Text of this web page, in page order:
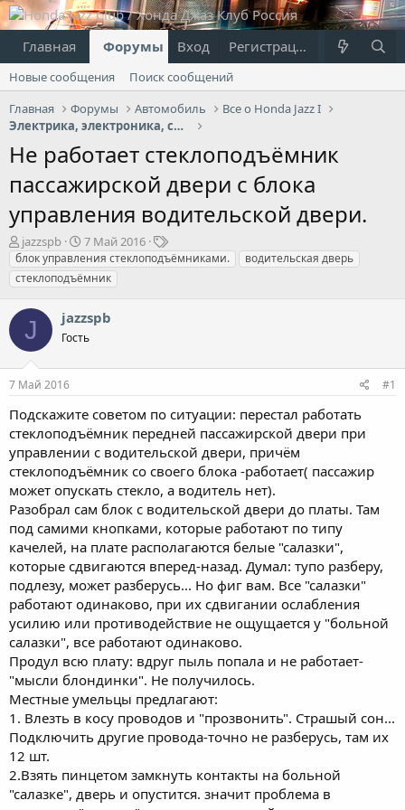
Главная Форумы Что нового?
Вход Регистрация
Новые сообщения
Поиск сообщений
Главная
Форумы Автомобиль
Все о Honda Jazz I
Электрика, электроника, свет
Не работает стеклоподъёмник
пассажирской двери с блока
управления водительской двери.
А
в
т
о
р
е
м
ы
jazzspb
Д
а
т
а
а
ч
л
7 Май 2016
Т
е
блок управления стеклоподъёмниками.
водительская дверь
стеклоподъёмник
J jazzspb
Гость
7 Май 2016 #1
Подскажите советом по ситуации: перестал работать
стеклоподъёмник передней пассажирской двери при
управлении с водительской двери, причём
стеклоподъёмник со своего блока -работает( пассажир
может опускать стекло, а водитель нет).
Разобрал сам блок с водительской двери до платы. Там
под самими кнопками, которые работают по типу
качелей, на плате располагаются белые "салазки",
которые сдвигаются вперед-назад. Думал: тупо разберу,
подлезу, может разберусь... Но фиг вам. Все "салазки"
работают одинаково, при их сдвигании ослабления
усилию или противодействие не ощущается у "больной
салазки", все работают одинаково.
Продул всю плату: вдруг пыль попала и не работает-
"мысли блондинки". Не получилось.
Местные умельцы предлагают:
1. Влезть в косу проводов и "прозвонить". Страшый сон...
Подключить другие провода-точно не разберусь, там их
12 шт.
2.Взять пинцетом замкнуть контакты на больной
"салазке", дверь и опустится. значит проблема в